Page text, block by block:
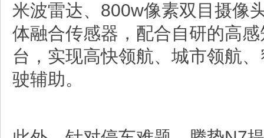
米波雷达、800w像素双目摄像
体融合传感器，配合自研的高
台，实现高快领航、城市领航
驶辅助。